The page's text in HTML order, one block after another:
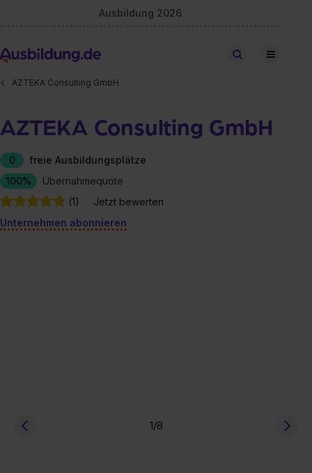
Ausbildung 2026
Stellen finden
AZTEKA Consulting GmbH
AZTEKA Consulting GmbH
0
freie Ausbildungsplätze
100%
Übernahmequote
(1)
Jetzt bewerten
Unternehmen abonnieren
1/8